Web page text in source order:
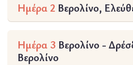
Ημέρα 2 Βερολίνο,
Ημέρα 3 Βερολίνο -
Βερολίνο